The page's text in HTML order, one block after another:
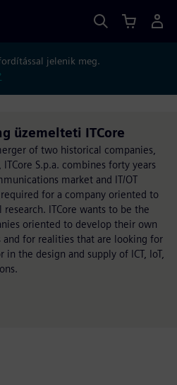
jelenik meg.
üzemelteti ITCore
of two historical companies,
S.p.a. combines forty years
market and IT/OT
for a company oriented to
ITCore wants to be the
oriented to develop their own
for realities that are looking for
the design and supply of ICT, IoT,